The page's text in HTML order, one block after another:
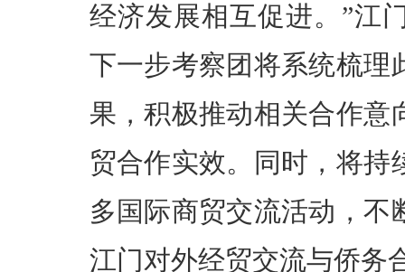
经济发展相互促进。”江
下一步考察团将系统梳理
果，积极推动相关合作意
贸合作实效。同时，将
多国际商贸交流活动，
江门对外经贸交流与侨务